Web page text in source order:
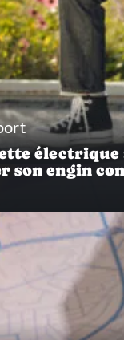
électrique
son engin